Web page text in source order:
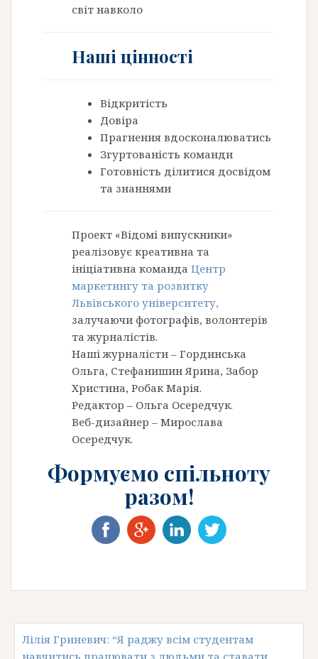
світ навколо
Наші цінності
Відкритість
Довіра
Прагнення вдосконалюватись
Згуртованість команди
Готовність ділитися досвідом
та знаннями
Проект «Відомі випускники»
реалізовує креативна та
ініціативна команда Центр
маркетингу та розвитку
Львівського університету,
залучаючи фотографів, волонтерів
та журналістів.
Наші журналісти – Гординська
Ольга, Стефанишин Ярина, Забор
Христина, Робак Марія.
Редактор – Ольга Осередчук.
Веб-дизайнер – Мирослава
Осередчук.
Формуємо спільноту
разом!
Лілія Гриневич: “Я раджу всім студентам
навчитись працювати з людьми та ставати